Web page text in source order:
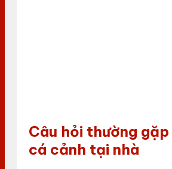
Câu hỏi thường
cá cảnh tại nhà